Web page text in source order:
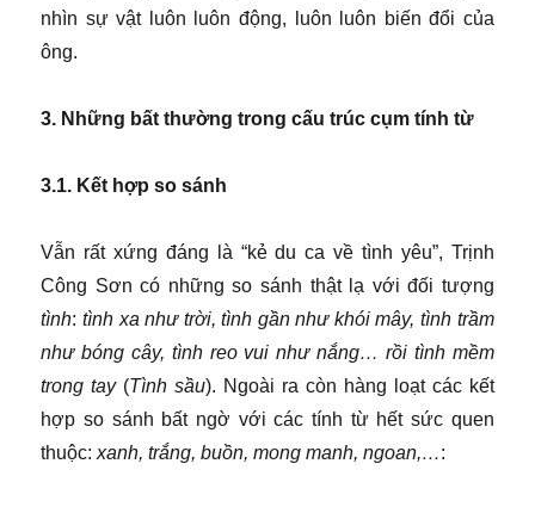
nhìn sự vật luôn luôn động, luôn luôn biến đổi của
ông.
3. Những bất thường trong cấu trúc cụm tính từ
3.1. Kết hợp so sánh
Vẫn rất xứng đáng là “kẻ du ca về tình yêu”, Trịnh
Công Sơn có những so sánh thật lạ với đối tượng
tình:tình xa như trời, tình gần như khói mây, tình trầm
như bóng cây, tình reo vui như nắng… rồi tình mềm
trong tay (Tình sầu). Ngoài ra còn hàng loạt các kết
hợp so sánh bất ngờ với các tính từ hết sức quen
thuộc:xanh, trắng, buồn, mong manh, ngoan,…: